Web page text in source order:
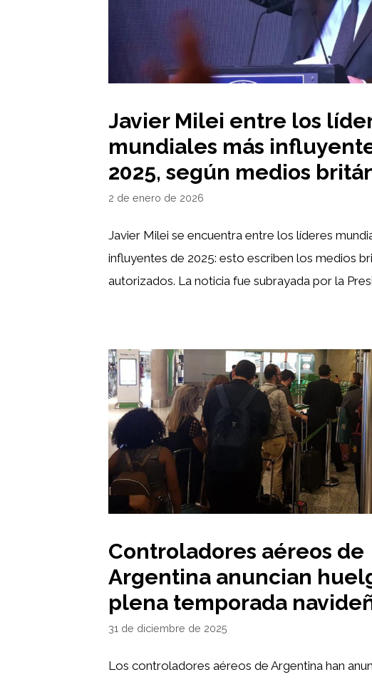
Javier Milei entre los
mundiales más
2025, según medios
2 de enero de 2026
Javier Milei se encuentra entre los líderes
influyentes de 2025: esto escriben los medios
autorizados. La noticia fue subrayada por la
Controladores aéreos de
Argentina anuncian
plena temporada
31 de diciembre de 2025
Los controladores aéreos de Argentina han